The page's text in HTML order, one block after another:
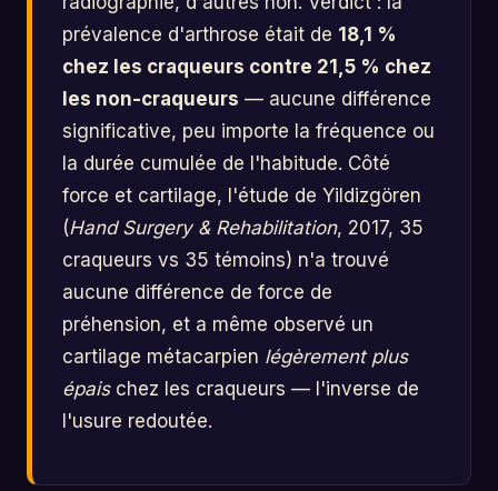
prévalence d'arthrose était de 18,1 %
chez les craqueurs contre 21,5 % chez
les non-craqueurs — aucune différence
significative, peu importe la fréquence ou
la durée cumulée de l'habitude. Côté
force et cartilage, l'étude de Yildizgören
(Hand Surgery & Rehabilitation, 2017, 35
craqueurs vs 35 témoins) n'a trouvé
aucune différence de force de
préhension, et a même observé un
cartilage métacarpien légèrement plus
épaischez les craqueurs — l'inverse de
l'usure redoutée.